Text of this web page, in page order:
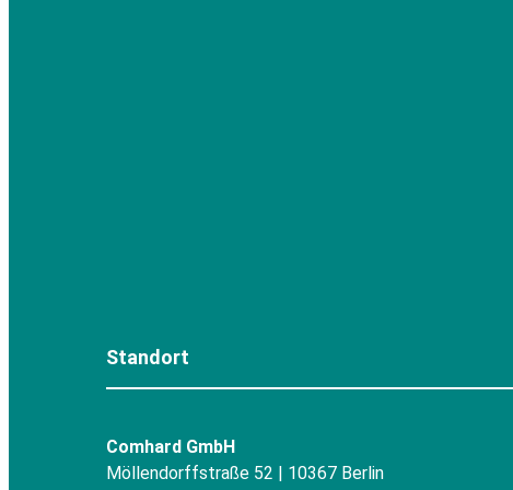
Standort
Comhard GmbH
Möllendorffstraße 52 | 10367 Berlin